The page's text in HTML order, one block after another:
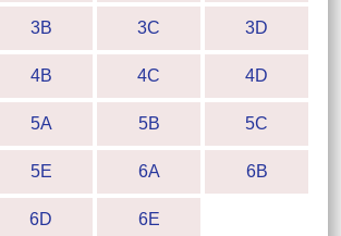
3B 3C 3D
4B 4C 4D
5A 5B 5C
5E 6A 6B
6D 6E